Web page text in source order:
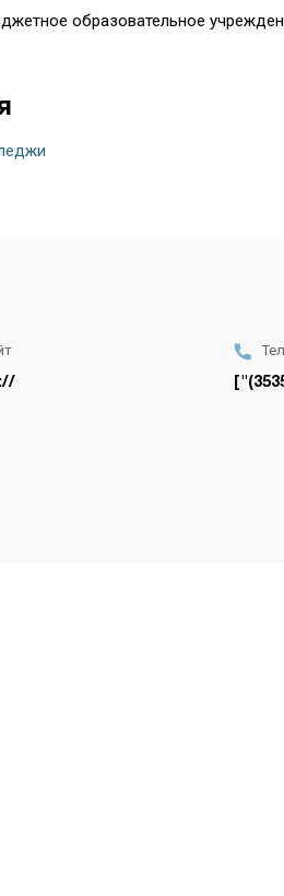
образовательное